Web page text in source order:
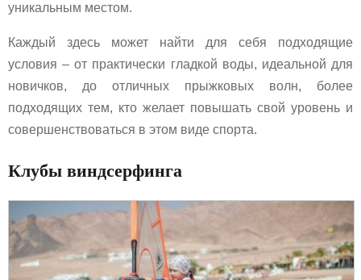
уникальным местом.
Каждый здесь может найти для себя подходящие
условия – от практически гладкой воды, идеальной для
новичков, до отличных прыжковых волн, более
подходящих тем, кто желает повышать свой уровень и
совершенствоваться в этом виде спорта.
Клубы виндсерфинга